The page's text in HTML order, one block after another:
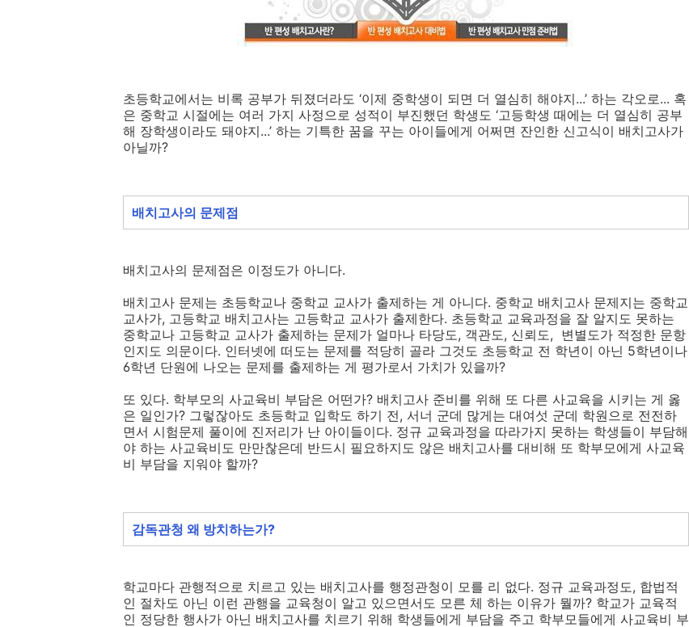
초등학교에서는 비록 공부가 뒤졌더라도 ‘이제 중학생이 되면 더 열심히 해야지...’ 하는 각오로... 혹
은 중학교 시절에는 여러 가지 사정으로 성적이 부진했던 학생도 ‘고등학생 때에는 더 열심히 공부
해 장학생이라도 돼야지...’ 하는 기특한 꿈을 꾸는 아이들에게 어쩌면 잔인한 신고식이 배치고사가
아닐까?
배치고사의 문제점
배치고사의 문제점은 이정도가 아니다.
배치고사 문제는 초등학교나 중학교 교사가 출제하는 게 아니다. 중학교 배치고사 문제지는 중학교
교사가, 고등학교 배치고사는 고등학교 교사가 출제한다. 초등학교 교육과정을 잘 알지도 못하는
중학교나 고등학교 교사가 출제하는 문제가 얼마나 타당도, 객관도, 신뢰도, 변별도가 적정한 문항
인지도 의문이다. 인터넷에 떠도는 문제를 적당히 골라 그것도 초등학교 전 학년이 아닌 5학년이나
6학년 단원에 나오는 문제를 출제하는 게 평가로서 가치가 있을까?
또 있다. 학부모의 사교육비 부담은 어떤가? 배치고사 준비를 위해 또 다른 사교육을 시키는 게 옳
은 일인가? 그렇잖아도 초등학교 입학도 하기 전, 서너 군데 많게는 대여섯 군데 학원으로 전전하
면서 시험문제 풀이에 진저리가 난 아이들이다. 정규 교육과정을 따라가지 못하는 학생들이 부담해
야 하는 사교육비도 만만찮은데 반드시 필요하지도 않은 배치고사를 대비해 또 학부모에게 사교육
비 부담을 지워야 할까?
감독관청 왜 방치하는가?
학교마다 관행적으로 치르고 있는 배치고사를 행정관청이 모를 리 없다. 정규 교육과정도, 합법적
인 절차도 아닌 이런 관행을 교육청이 알고 있으면서도 모른 체 하는 이유가 뭘까? 학교가 교육적
인 정당한 행사가 아닌 배치고사를 치르기 위해 학생들에게 부담을 주고 학부모들에게 사교육비 부